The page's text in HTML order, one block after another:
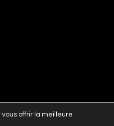
vous offrir la meilleure